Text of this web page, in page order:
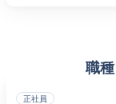
職
正社員